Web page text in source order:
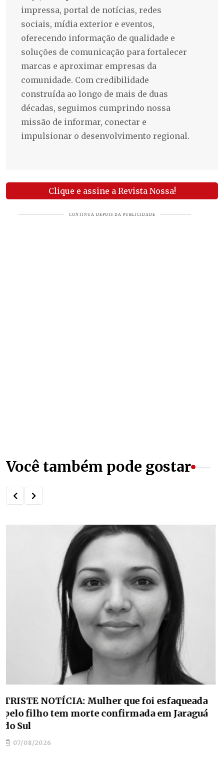
impressa, portal de notícias, redes
sociais, mídia exterior e eventos,
oferecendo informação de qualidade e
soluções de comunicação para fortalecer
marcas e aproximar empresas da
comunidade. Com credibilidade
construída ao longo de mais de duas
décadas, seguimos cumprindo nossa
missão de informar, conectar e
impulsionar o desenvolvimento regional.
Clique e assine a Revista Nossa!
Você também pode gostar
Estudantes de Jaraguá do Sul classificam para
etapa nacional da maior competição de
educação profissional do mundo
07/08/2026